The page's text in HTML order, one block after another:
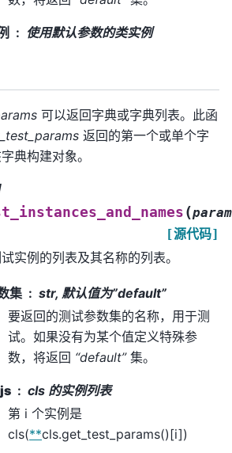
使用默认参数的类实例
可以返回字典或字典列表。此函
返回的第一个或单个字
典构建对象。
(
[源代码]
实例的列表及其名称的列表。
集
str, 默认值为”default”
要返回的测试参数集的名称，用于测
试。如果没有为某个值定义特殊参
数，将返回 “default”集。
cls 的实例列表
第 i 个实例是
cls(**cls.get_test_params()[i])